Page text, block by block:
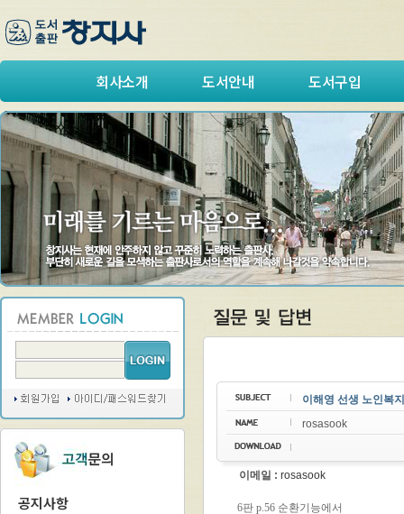
회사소개 도서안내 도서구입
공지사항
이해영 선생 노인복
rosasook
이메일 : rosasook